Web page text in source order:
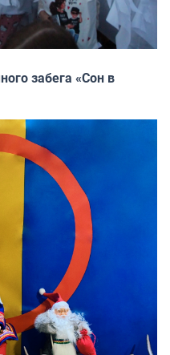
забега «Сон в